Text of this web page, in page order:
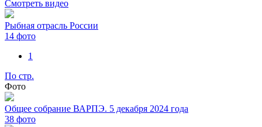
Смотреть видео
Рыбная отрасль России
14 фото
1
По стр.
Фото
Общее собрание ВАРПЭ. 5 декабря 2024 года
38 фото